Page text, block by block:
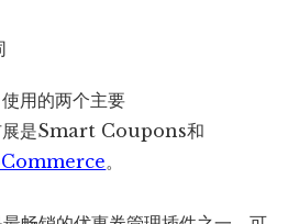
的两个主要
展是Smart Coupons和
。